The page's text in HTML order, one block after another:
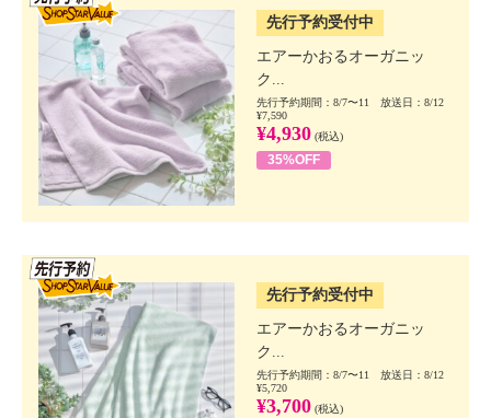
先行予約受付中
エアーかおるオーガニッ
ク...
先行予約期間：8/7〜11 放送日：8/12
¥7,590
¥4,930 (税込)
35%OFF
先行予約受付中
エアーかおるオーガニッ
ク...
先行予約期間：8/7〜11 放送日：8/12
¥5,720
¥3,700 (税込)